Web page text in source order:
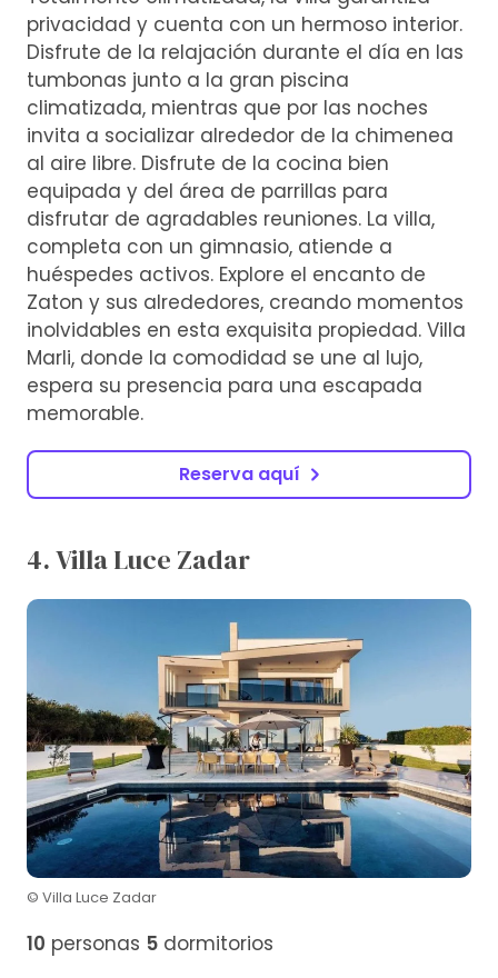
privacidad y cuenta con un hermoso interior.
Disfrute de la relajación durante el día en las
tumbonas junto a la gran piscina
climatizada, mientras que por las noches
invita a socializar alrededor de la chimenea
al aire libre. Disfrute de la cocina bien
equipada y del área de parrillas para
disfrutar de agradables reuniones. La villa,
completa con un gimnasio, atiende a
huéspedes activos. Explore el encanto de
Zaton y sus alrededores, creando momentos
inolvidables en esta exquisita propiedad. Villa
Marli, donde la comodidad se une al lujo,
espera su presencia para una escapada
memorable.
Reserva aquí
4. Villa Luce Zadar
© Villa Luce Zadar
10 personas 5 dormitorios